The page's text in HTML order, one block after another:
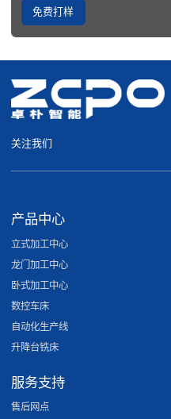
免费打样
关注我们
产品中心
立式加工中心
龙门加工中心
卧式加工中心
数控车床
自动化生产线
升降台铣床
服务支持
售后网点